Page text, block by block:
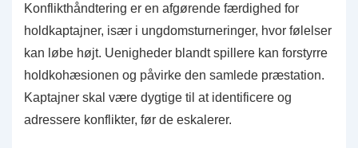
Konflikthåndtering er en afgørende færdighed for
holdkaptajner, især i ungdomsturneringer, hvor følelser
kan løbe højt. Uenigheder blandt spillere kan forstyrre
holdkohæsionen og påvirke den samlede præstation.
Kaptajner skal være dygtige til at identificere og
adressere konflikter, før de eskalerer.